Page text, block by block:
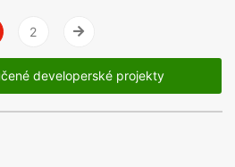
2
Vpravo
developerské projekty